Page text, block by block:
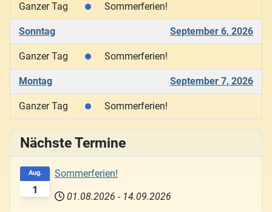
Ganzer Tag Sommerferien!
Sonntag September 6, 2026
Ganzer Tag Sommerferien!
Montag September 7, 2026
Ganzer Tag Sommerferien!
Nächste Termine
1
Aug.
Sommerferien!
01.08.2026 - 14.09.2026